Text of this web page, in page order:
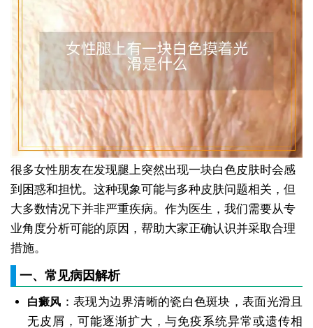
很多女性朋友在发现腿上突然出现一块白色皮肤时会感
到困惑和担忧。这种现象可能与多种皮肤问题相关，但
大多数情况下并非严重疾病。作为医生，我们需要从专
业角度分析可能的原因，帮助大家正确认识并采取合理
措施。
一、常见病因解析
白癜风 ：表现为边界清晰的瓷白色斑块，表面光滑且
无皮屑，可能逐渐扩大，与免疫系统异常或遗传相